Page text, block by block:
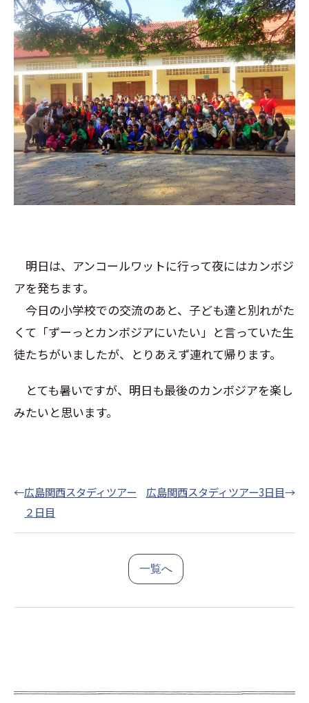
明日は、アンコールワットに行って夜にはカンボジ
アを発ちます。
今日の小学校での交流のあと、子ども達と別れがた
くて「ずーっとカンボジアにいたい」と言っていた生
徒たちがいましたが、とりあえず連れて帰ります。
とても暑いですが、明日も最後のカンボジアを楽し
みたいと思います。
←広島関西スタディツアー
２日目
広島関西スタディツアー3日目→
一覧へ